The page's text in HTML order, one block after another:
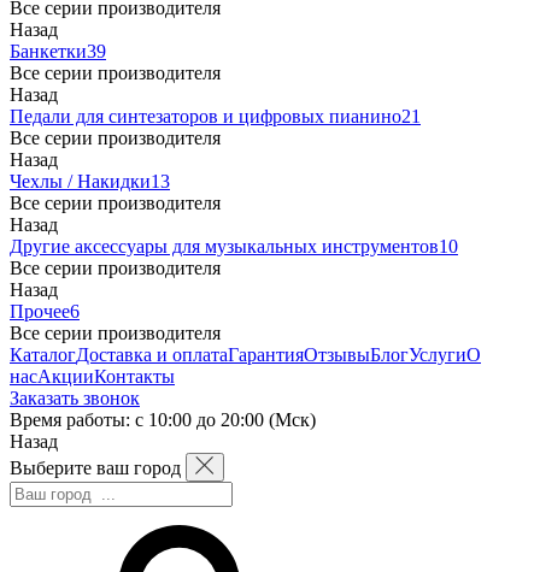
Все серии производителя
Назад
Банкетки39
Все серии производителя
Назад
Педали для синтезаторов и цифровых пианино21
Все серии производителя
Назад
Чехлы / Накидки13
Все серии производителя
Назад
Другие аксессуары для музыкальных инструментов10
Все серии производителя
Назад
Прочее6
Все серии производителя
КаталогДоставка и оплатаГарантияОтзывыБлогУслугиО
насАкцииКонтакты
Заказать звонок
Время работы: с 10:00 до 20:00 (Мск)
Назад
Выберите ваш город